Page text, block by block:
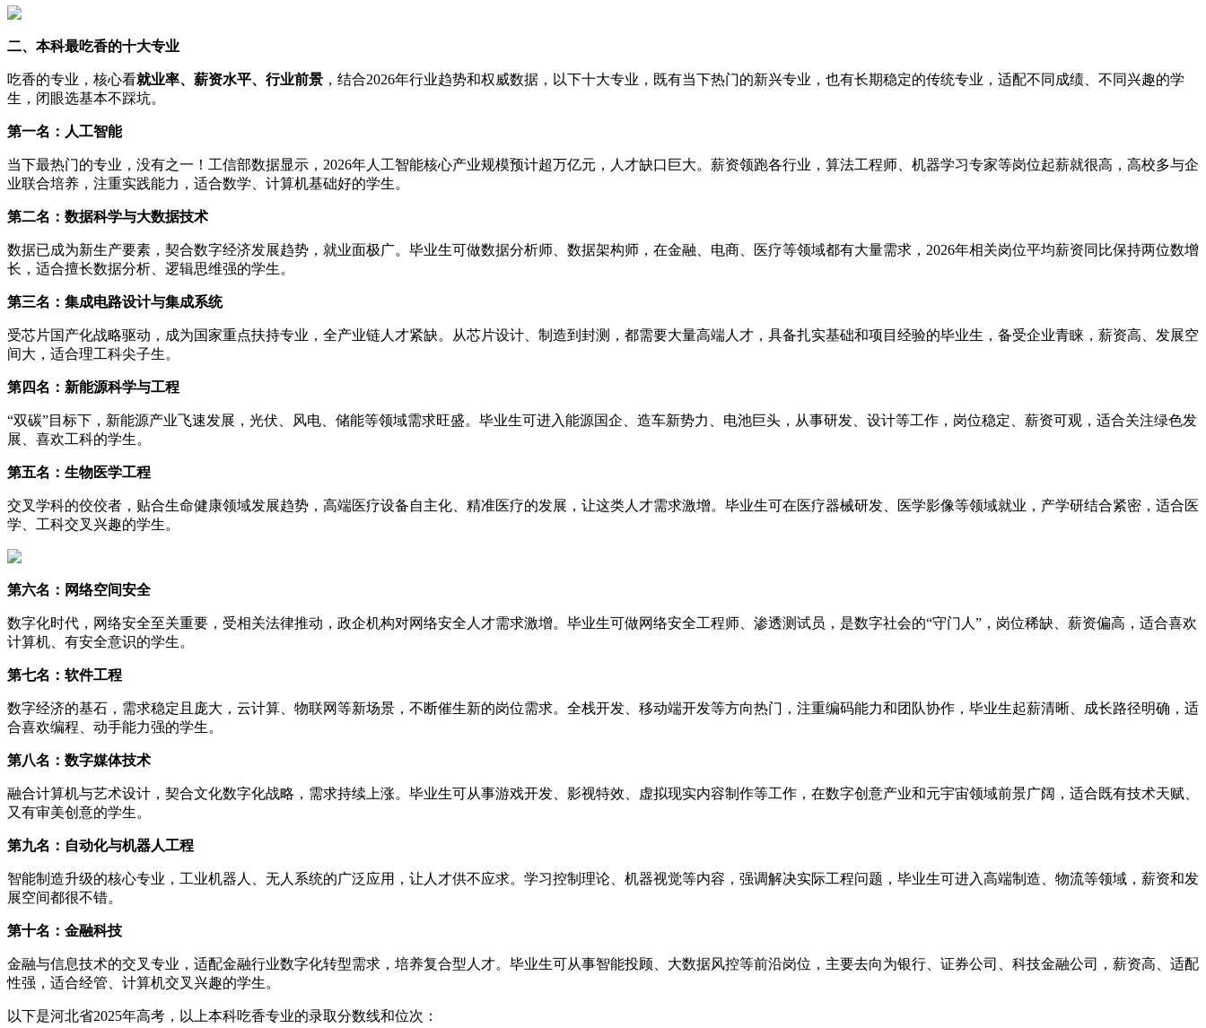
二、本科最吃香的十大专业
吃香的专业，核心看就业率、薪资水平、行业前景 ，结合2026年行业趋势和权威数据，以下十大专业，既有当下热门的新兴专业，也有长期稳定的传统专业，适配不同成绩、不同兴趣的学
生，闭眼选基本不踩坑。
第一名：人工智能
当下最热门的专业，没有之一！工信部数据显示，2026年人工智能核心产业规模预计超万亿元，人才缺口巨大。薪资领跑各行业，算法工程师、机器学习专家等岗位起薪就很高，高校多与企
业联合培养，注重实践能力，适合数学、计算机基础好的学生。
第二名：数据科学与大数据技术
数据已成为新生产要素，契合数字经济发展趋势，就业面极广。毕业生可做数据分析师、数据架构师，在金融、电商、医疗等领域都有大量需求，2026年相关岗位平均薪资同比保持两位数增
长，适合擅长数据分析、逻辑思维强的学生。
第三名：集成电路设计与集成系统
受芯片国产化战略驱动，成为国家重点扶持专业，全产业链人才紧缺。从芯片设计、制造到封测，都需要大量高端人才，具备扎实基础和项目经验的毕业生，备受企业青睐，薪资高、发展空
间大，适合理工科尖子生。
第四名：新能源科学与工程
“双碳”目标下，新能源产业飞速发展，光伏、风电、储能等领域需求旺盛。毕业生可进入能源国企、造车新势力、电池巨头，从事研发、设计等工作，岗位稳定、薪资可观，适合关注绿色发
展、喜欢工科的学生。
第五名：生物医学工程
交叉学科的佼佼者，贴合生命健康领域发展趋势，高端医疗设备自主化、精准医疗的发展，让这类人才需求激增。毕业生可在医疗器械研发、医学影像等领域就业，产学研结合紧密，适合医
学、工科交叉兴趣的学生。
第六名：网络空间安全
数字化时代，网络安全至关重要，受相关法律推动，政企机构对网络安全人才需求激增。毕业生可做网络安全工程师、渗透测试员，是数字社会的“守门人”，岗位稀缺、薪资偏高，适合喜欢
计算机、有安全意识的学生。
第七名：软件工程
数字经济的基石，需求稳定且庞大，云计算、物联网等新场景，不断催生新的岗位需求。全栈开发、移动端开发等方向热门，注重编码能力和团队协作，毕业生起薪清晰、成长路径明确，适
合喜欢编程、动手能力强的学生。
第八名：数字媒体技术
融合计算机与艺术设计，契合文化数字化战略，需求持续上涨。毕业生可从事游戏开发、影视特效、虚拟现实内容制作等工作，在数字创意产业和元宇宙领域前景广阔，适合既有技术天赋、
又有审美创意的学生。
第九名：自动化与机器人工程
智能制造升级的核心专业，工业机器人、无人系统的广泛应用，让人才供不应求。学习控制理论、机器视觉等内容，强调解决实际工程问题，毕业生可进入高端制造、物流等领域，薪资和发
展空间都很不错。
第十名：金融科技
金融与信息技术的交叉专业，适配金融行业数字化转型需求，培养复合型人才。毕业生可从事智能投顾、大数据风控等前沿岗位，主要去向为银行、证券公司、科技金融公司，薪资高、适配
性强，适合经管、计算机交叉兴趣的学生。
以下是河北省2025年高考，以上本科吃香专业的录取分数线和位次：